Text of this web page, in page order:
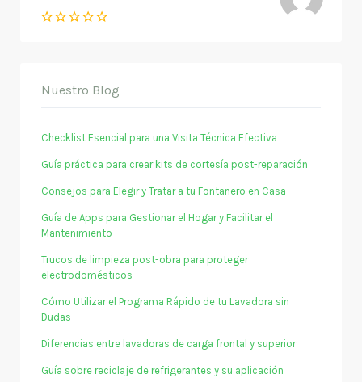
Nuestro Blog
Checklist Esencial para una Visita Técnica Efectiva
Guía práctica para crear kits de cortesía post-reparación
Consejos para Elegir y Tratar a tu Fontanero en Casa
Guía de Apps para Gestionar el Hogar y Facilitar el
Mantenimiento
Trucos de limpieza post-obra para proteger
electrodomésticos
Cómo Utilizar el Programa Rápido de tu Lavadora sin
Dudas
Diferencias entre lavadoras de carga frontal y superior
Guía sobre reciclaje de refrigerantes y su aplicación